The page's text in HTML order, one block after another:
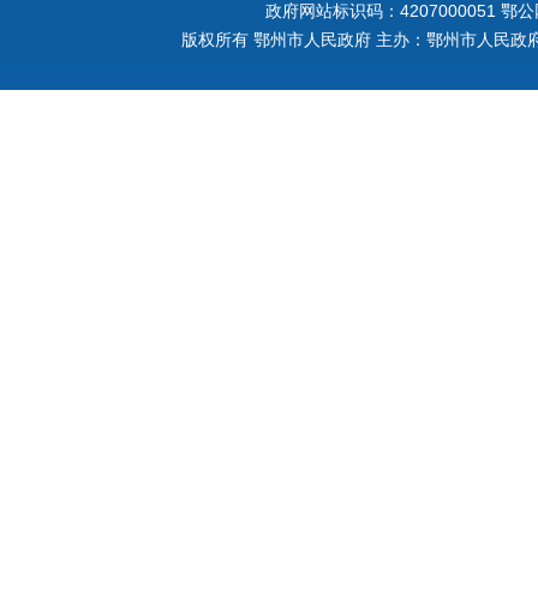
政府网站标识码：4207000051 鄂
版权所有 鄂州市人民政府 主办：鄂州市人民